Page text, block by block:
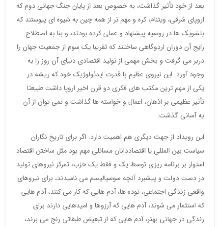
بعد از خود تأثیر گذاشت، به خصوص بعد از پایان جنگ جهانی دوم که
اروپای شرقی، ویتنام، کره و مهم تر از همه چین به شیوه ای پیوستند که
بلشویک ها در روسیه پیشنهاد و عملی کرده بودند، و بنا به اصطلاح
رایج آن دوران اردوگاهی ساختند که تقریبا یک سوم از جمعیت جهان را
دربر می گرفت و بخش مهمی از تولید اقتصادی دنیای آن روز را به
وجود آورد. این نیروی عظیم با قدرت ایدئولوژیک خود که ریشه در
یکی از مهم ترین مکتب های فکری دو قرن اخیر اروپا داشت طبیعتا
تأثیر عظیمی بر اذهان، اعمال و خواسته ها گذاشت و نمی توان از آن
به آسانی گذشت.
این رویداد از جهت دیگری هم اهمیت دارد. اگر برای تاریخ نگاران
سیاست بین المللی یا اقتصاددانان مسائلی مهم بود مثل ساختن اقتصاد
استوار بر برنامه ریزی توسط یک و فقط یک حزب، تمرکز نیروهای تولید
در دست دولت و پیشبرد آنچه سوسیالیسم می نامیدند، برای نیروهای
واقعی زندگی اجتماعی، توده ها، آدم هایی که کار می کنند، آدم هایی
که استثمار می شوند، آدم هایی که آرزوها و امیدهایی دارند برای
زندگی در جهانی بهتر، آدم هایی که از تبعیض طبقاتی رنج می برند،